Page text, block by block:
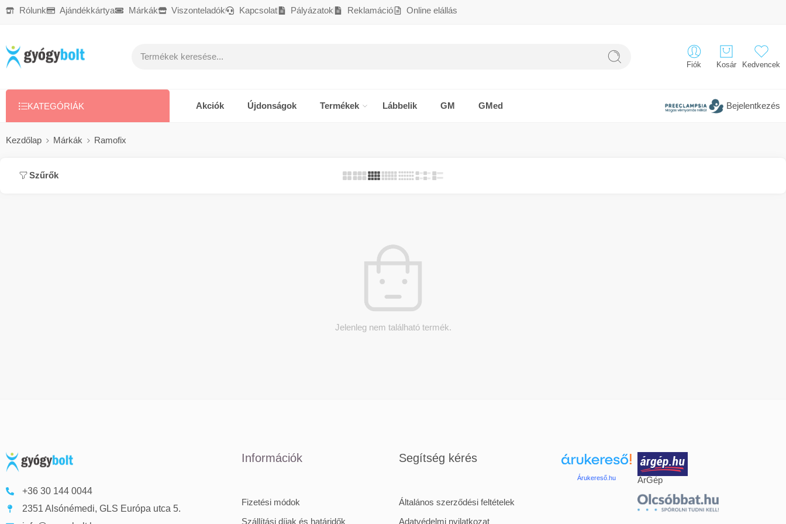
Rólunk Ajándékkártya Márkák Viszonteladók Kapcsolat Pályázatok Reklamáció Online elállás
Fiók Kosár Kedvencek
KATEGÓRIÁK Akciók Újdonságok Termékek Lábbelik GM GMed Bejelentkezés
Kezdőlap Márkák Ramofix
Szűrők
Jelenleg nem található termék.
+36 30 144 0044
2351 Alsónémedi, GLS Európa utca 5.
Információk
Fizetési módok
Szállítási díjak és határidők
Segítség kérés
Általános szerződési feltételek
Adatvédelmi nyilatkozat
Árukereső.hu ÁrGép